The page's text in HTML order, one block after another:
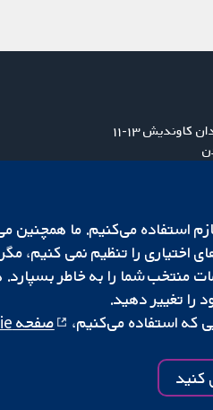
کاوندیش ۱۳-۱۱
کپی‌رایت © ۲۰۲۵ همکاری کاکرین کوکی
صفحه cookie‌های
کنید